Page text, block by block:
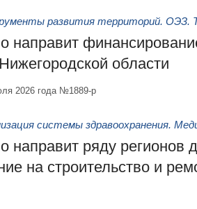
развития территорий. ОЭЗ.
направит
области
2026 года №1889-р
системы здравоохранения.
направит ряду регионов
на строительство и